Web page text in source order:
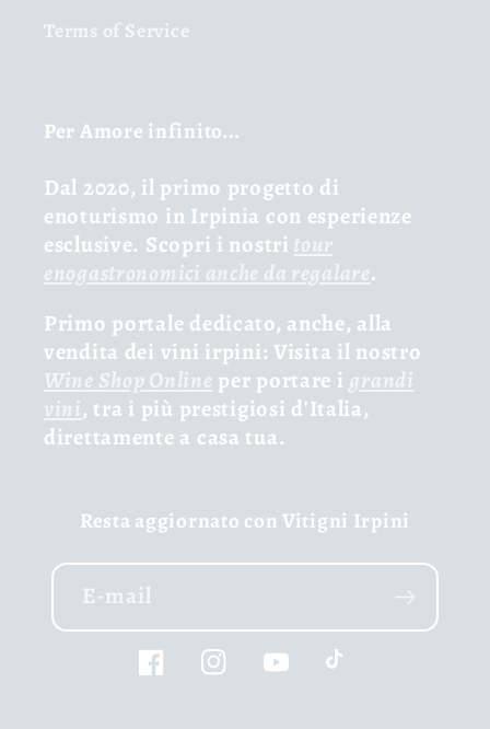
Terms of Service
Per Amore infinito...
Dal 2020, il primo progetto di
enoturismo in Irpinia con esperienze
esclusive. Scopri i nostri tour
enogastronomici anche da regalare.
Primo portale dedicato, anche, alla
vendita dei vini irpini: Visita il nostro
Wine Shop Online per portare i grandi
vini, tra i più prestigiosi d'Italia,
direttamente a casa tua.
Resta aggiornato con Vitigni Irpini
E-mail
FacebookInstagramYouTubeTikTok